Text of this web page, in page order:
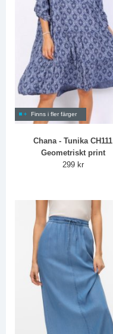
Finns i fler färger
Chana - Tunika CH111
Geometriskt print
299 kr